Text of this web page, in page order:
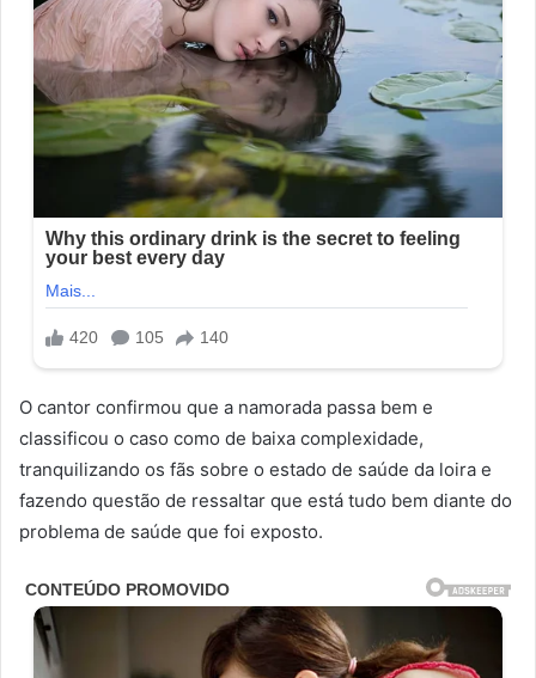
O cantor confirmou que a namorada passa bem e
classificou o caso como de baixa complexidade,
tranquilizando os fãs sobre o estado de saúde da loira e
fazendo questão de ressaltar que está tudo bem diante do
problema de saúde que foi exposto.